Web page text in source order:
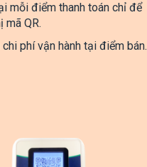
mỗi điểm thanh toán chỉ để
mã QR.
phí vận hành tại điểm bán.